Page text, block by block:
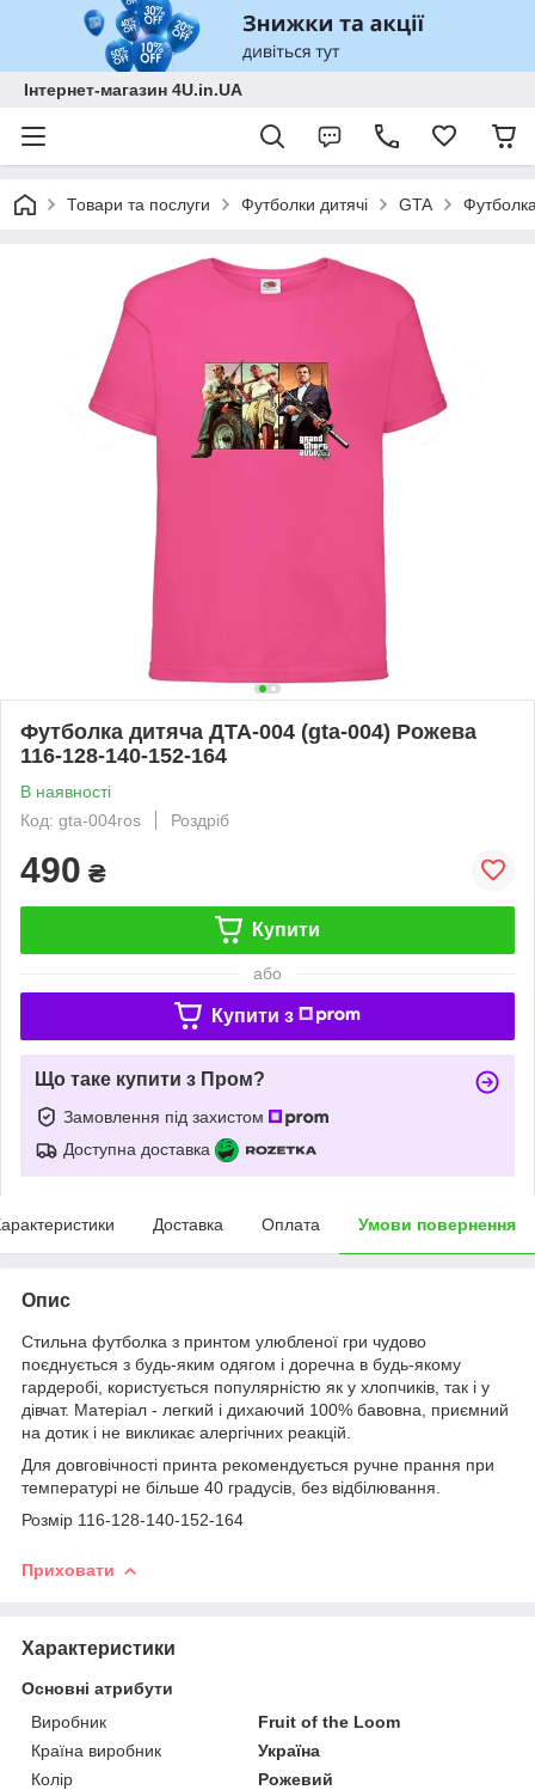
Інтернет-магазин 4U.in.UA
Товари та послуги Футболки дитячі GTA
Футболка дитяча ДТА-004 (gta-004) Рожева
116-128-140-152-164
В наявності
Код: gta-004ros
Роздріб
490 ₴
Купити
або
Купити з
Що таке купити з Пром?
Замовлення під захистом
Доступна доставка
Доставка Оплата Умови повернення
Опис
Стильна футболка з принтом улюбленої гри чудово
поєднується з будь-яким одягом і доречна в будь-якому
гардеробі, користується популярністю як у хлопчиків, так і у
дівчат. Матеріал - легкий і дихаючий 100% бавовна, приємний
на дотик і не викликає алергічних реакцій.
Для довговічності принта рекомендується ручне прання при
температурі не більше 40 градусів, без відбілювання.
Розмір 116-128-140-152-164
Приховати
Характеристики
Основні атрибути
Виробник
Fruit of the Loom
Країна виробник
Україна
Колір
Рожевий